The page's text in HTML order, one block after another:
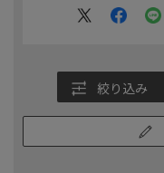
絞り込み